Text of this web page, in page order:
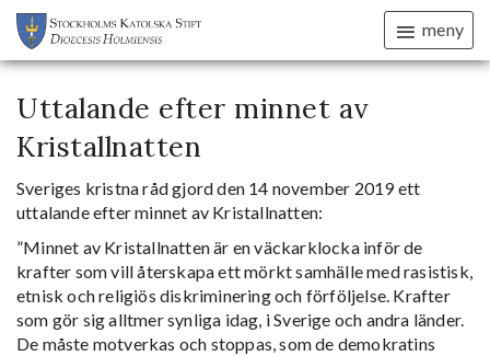
meny
Uttalande efter minnet av
Kristallnatten
Sveriges kristna råd gjord den 14 november 2019 ett
uttalande efter minnet av Kristallnatten:
”Minnet av Kristallnatten är en väckarklocka inför de
krafter som vill återskapa ett mörkt samhälle med rasistisk,
etnisk och religiös diskriminering och förföljelse. Krafter
som gör sig alltmer synliga idag, i Sverige och andra länder.
De måste motverkas och stoppas, som de demokratins